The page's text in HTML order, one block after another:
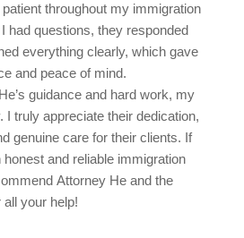
throughout my immigration
had questions, they responded
everything clearly, which gave
and peace of mind.
guidance and hard work, my
I truly appreciate their dedication,
genuine care for their clients. If
honest and reliable immigration
Attorney He and the
your help!